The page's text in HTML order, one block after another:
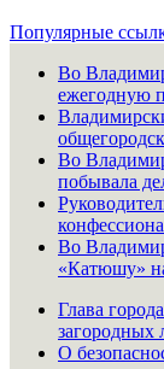
Популярные
Во
ежегодную
Во
побывала
Во
«Катюшу»
Глава
загородных
О